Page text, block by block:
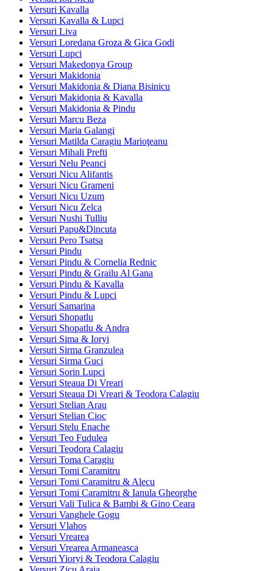
Versuri Kavalla
Versuri Kavalla & Lupci
Versuri Liva
Versuri Loredana Groza & Gica Godi
Versuri Lupci
Versuri Makedonya Group
Versuri Makidonia
Versuri Makidonia & Diana Bisinicu
Versuri Makidonia & Kavalla
Versuri Makidonia & Pindu
Versuri Marcu Beza
Versuri Maria Galangi
Versuri Matilda Caragiu Marioţeanu
Versuri Mihali Prefti
Versuri Nelu Peanci
Versuri Nicu Alifantis
Versuri Nicu Grameni
Versuri Nicu Uzum
Versuri Nicu Zelca
Versuri Nushi Tulliu
Versuri Papu&Dincuta
Versuri Pero Tsatsa
Versuri Pindu
Versuri Pindu & Cornelia Rednic
Versuri Pindu & Grailu Al Gana
Versuri Pindu & Kavalla
Versuri Pindu & Lupci
Versuri Samarina
Versuri Shopatlu
Versuri Shopatlu & Andra
Versuri Sima & Ioryi
Versuri Sirma Granzulea
Versuri Sirma Guci
Versuri Sorin Lupci
Versuri Steaua Di Vreari
Versuri Steaua Di Vreari & Teodora Calagiu
Versuri Stelian Arau
Versuri Stelian Cioc
Versuri Stelu Enache
Versuri Teo Fudulea
Versuri Teodora Calagiu
Versuri Toma Caragiu
Versuri Tomi Caramitru
Versuri Tomi Caramitru & Alecu
Versuri Tomi Caramitru & Ianula Gheorghe
Versuri Vali Tulica & Bambi & Gino Ceara
Versuri Vanghele Gogu
Versuri Vlahos
Versuri Vrearea
Versuri Vrearea Armaneasca
Versuri Yioryi & Teodora Calagiu